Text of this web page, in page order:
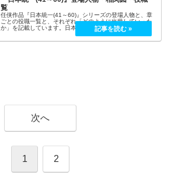
覧
任侠作品『日本統一(41～60)』シリーズの登場人物と、章
ごとの役職一覧と、それぞれ「どのように出世していった
か」を記載しています。日本統一シリーズ(相関図)日本統
一1～20日本統一21～40日本統一41～60日本統一61～▼
日本統一 関東...
次へ
1 2